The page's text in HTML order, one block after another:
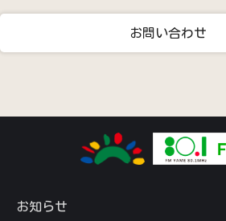
お問い合わせ
お知らせ